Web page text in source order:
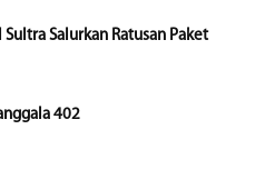
Sultra Salurkan Ratusan Paket
402